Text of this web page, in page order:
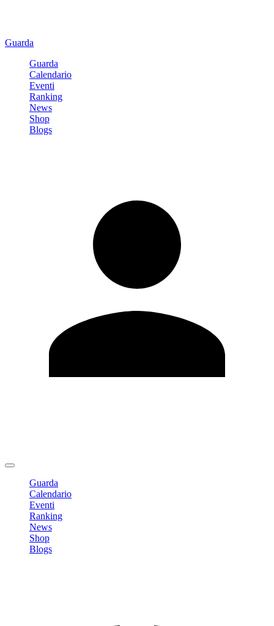
Guarda
Guarda
Calendario
Eventi
Ranking
News
Shop
Blogs
Guarda
Calendario
Eventi
Ranking
News
Shop
Blogs